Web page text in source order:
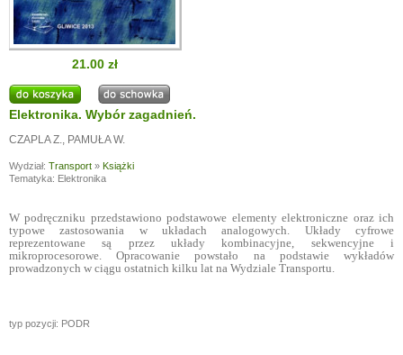
21.00 zł
Elektronika. Wybór zagadnień.
CZAPLA Z., PAMUŁA W.
Wydział: Transport » Książki
Tematyka: Elektronika
W podręczniku przedstawiono podstawowe elementy elektroniczne oraz ich
typowe zastosowania w układach analogowych. Układy cyfrowe
reprezentowane są przez układy kombinacyjne, sekwencyjne i
mikroprocesorowe. Opracowanie powstało na podstawie wykładów
prowadzonych w ciągu ostatnich kilku lat na Wydziale Transportu.
typ pozycji: PODR